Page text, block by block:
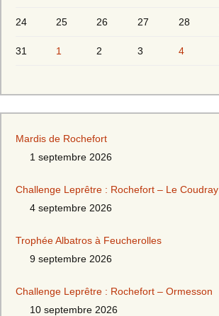
24 25 26 27 28
31 1 2 3 4
Mardis de Rochefort
1 septembre 2026
Challenge Leprêtre : Rochefort – Le Coudray
4 septembre 2026
Trophée Albatros à Feucherolles
9 septembre 2026
Challenge Leprêtre : Rochefort – Ormesson
10 septembre 2026